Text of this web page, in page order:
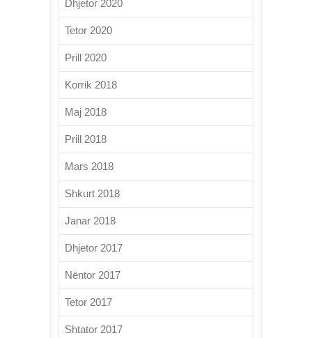
Dhjetor 2020
Tetor 2020
Prill 2020
Korrik 2018
Maj 2018
Prill 2018
Mars 2018
Shkurt 2018
Janar 2018
Dhjetor 2017
Nëntor 2017
Tetor 2017
Shtator 2017